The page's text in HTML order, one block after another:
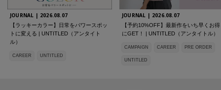
JOURNAL | 2026.08.07
【ラッキーカラー】日常をパワースポッ
トに変える | UNTITLED（アンタイト
ル）
CAREER UNTITLED
JOURNAL | 2026.08.07
【予約10%OFF】最新作をいち早くお得
にGET！ | UNTITLED（アンタイトル）
CAMPAIGN CAREER PRE ORDER
UNTITLED